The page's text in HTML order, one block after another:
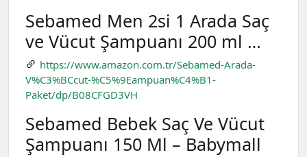
Sebamed Men 2si 1 Arada Saç
ve Vücut Şampuanı 200 ml …
https://www.amazon.com.tr/Sebamed-Arada-
V%C3%BCcut-%C5%9Eampuan%C4%B1-
Paket/dp/B08CFGD3VH
Sebamed Bebek Saç Ve Vücut
Şampuanı 150 Ml – Babymall